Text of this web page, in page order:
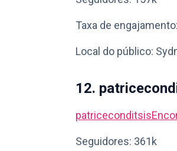
Taxa de
Local do público:
12.
patriceconditsis
Seguidores: 361k